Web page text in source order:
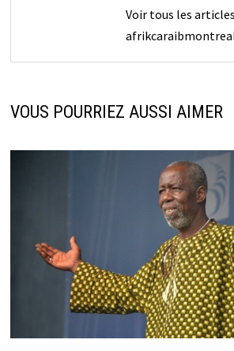
Voir tous les
VOUS POURRIEZ AUSSI AIMER